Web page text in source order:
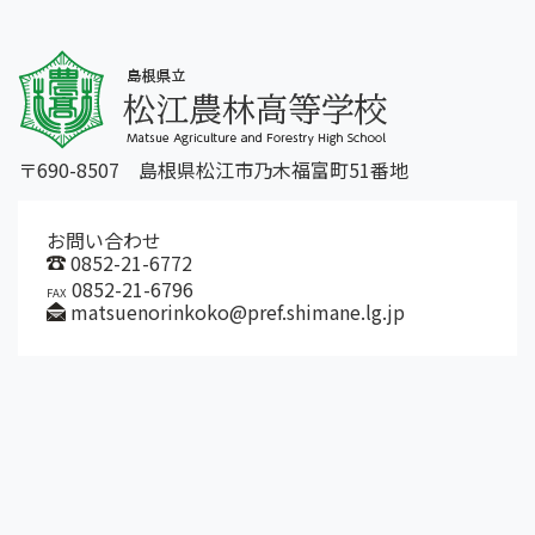
〒690-8507 島根県松江市乃木福富町51番地
お問い合わせ
0852-21-6772
FAX 0852-21-6796
matsuenorinkoko@pref.shimane.lg.jp